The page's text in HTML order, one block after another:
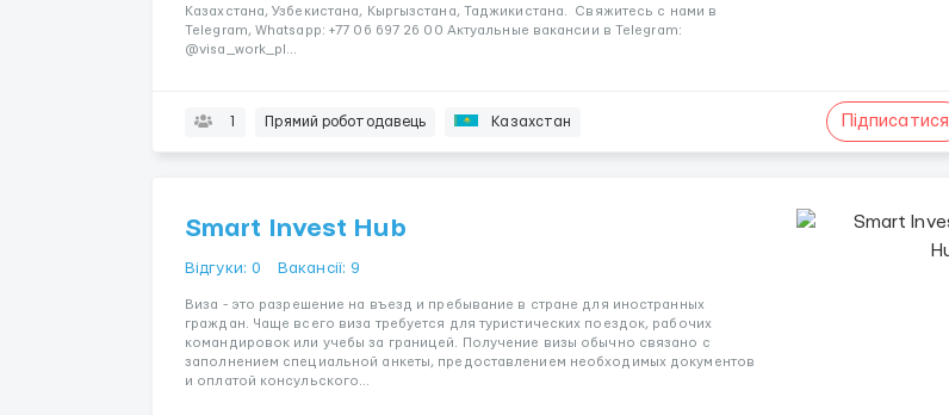
Казахстана, Узбекистана, Кыргызстана, Таджикистана. Свяжитесь с нами в
Telegram, Whatsapp: +77 06 697 26 00 Актуальные вакансии в Telegram:
@visa_work_pl...
1 Прямий роботодавець Казахстан Підписатися
Smart Invest Hub
Відгуки: 0 Вакансії: 9
Виза - это разрешение на въезд и пребывание в стране для иностранных
граждан. Чаще всего виза требуется для туристических поездок, рабочих
командировок или учебы за границей. Получение визы обычно связано с
заполнением специальной анкеты, предоставлением необходимых документов
и оплатой консульского...